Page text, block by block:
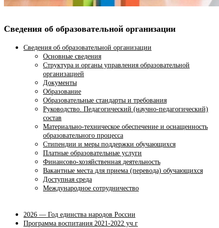
Сведения об образовательной организации
Сведения об образовательной организации
Основные сведения
Структура и органы управления образовательной
организацией
Документы
Образование
Образовательные стандарты и требования
Руководство. Педагогический (научно-педагогический)
состав
Материально-техническое обеспечение и оснащенность
образовательного процесса
Стипендии и меры поддержки обучающихся
Платные образовательные услуги
Финансово-хозяйственная деятельность
Вакантные места для приема (перевода) обучающихся
Доступная среда
Международное сотрудничество
2026 — Год единства народов России
Программа воспитания 2021-2022 уч.г